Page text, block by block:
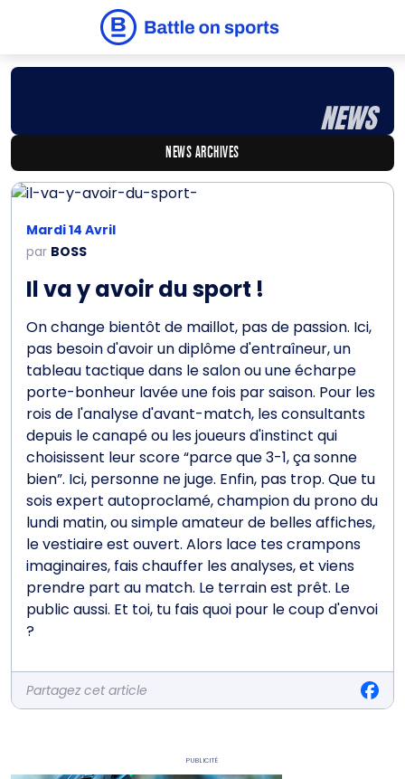
NEWS
NEWS ARCHIVES
Mardi 14 Avril
par BOSS
Il va y avoir du sport !
On change bientôt de maillot, pas de passion. Ici,
pas besoin d'avoir un diplôme d'entraîneur, un
tableau tactique dans le salon ou une écharpe
porte-bonheur lavée une fois par saison. Pour les
rois de l'analyse d'avant-match, les consultants
depuis le canapé ou les joueurs d'instinct qui
choisissent leur score “parce que 3-1, ça sonne
bien”. Ici, personne ne juge. Enfin, pas trop. Que tu
sois expert autoproclamé, champion du prono du
lundi matin, ou simple amateur de belles affiches,
le vestiaire est ouvert. Alors lace tes crampons
imaginaires, fais chauffer les analyses, et viens
prendre part au match. Le terrain est prêt. Le
public aussi. Et toi, tu fais quoi pour le coup d'envoi
?
Partagez cet article
Publicité